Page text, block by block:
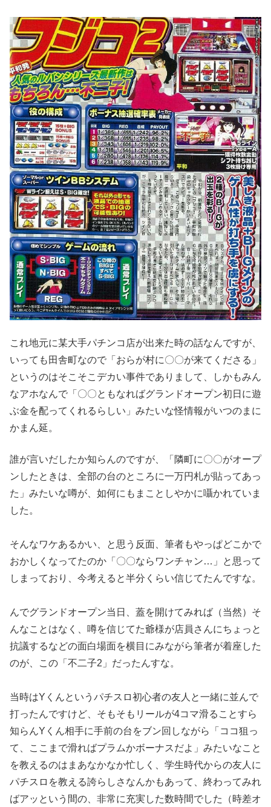
これ地元に某大手パチンコ店が出来た時の話なんですが、
いっても田舎町なので「おらが村に〇〇が来てくださる」
というのはそこそこデカい事件でありまして、しかもみん
なアホなんで「〇〇ともなればグランドオープン初日に遊
ぶ金を配ってくれるらしい 」みたいな怪情報がいつのまに
かまん延。
誰が言いだしたか知らんのですが、「隣町に〇〇がオープ
ンしたときは、全部の台のところに一万円札が貼ってあっ
た」みたいな噂が、如何にもまこ としやかに囁かれていま
した。
そんなワケあるかい、と思う反面、筆者もやっぱどこかで
おかしく なってたのか「〇〇ならワンチャン…」
と思って
しまっており、今考えると半分くらい信じてたんですな。
んでグランドオープン当日、蓋を開けてみれば（当然）そ
んなこと はなく、噂を信じてた爺様が店員さんにちょっと
抗議するなどの面白場面を横目にみながら筆者が着座した
のが、この「不二子2」だったんすな。
当時はYくんというパチスロ初心者の友人と一緒に並んで
打ったんですけど、そもそもリールが4コマ滑ることすら
知らんYくん相手に手前の台をブン回しながら「ココ狙っ
て、ここまで滑ればプラムかボーナスだよ」みたいなこと
を教えるのはまあなかなか忙しく、 学生時代からの友人に
パチスロを教える誇らしさなんかもあって、 終わってみれ
ばアッという間の、非常に充実した数時間でした（時差オ